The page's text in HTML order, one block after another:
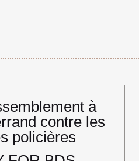
à
contre les
policières